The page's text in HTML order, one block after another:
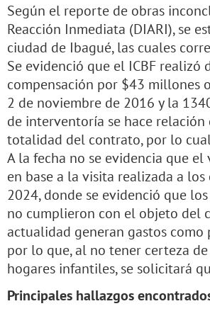
Según el reporte de obras
Reacción Inmediata (DIARI), se
ciudad de Ibagué, las cuales
Se evidenció que el ICBF
compensación por $43 millones
2 de noviembre de 2016 y la
de interventoría se hace
totalidad del contrato, por lo
A la fecha no se evidencia que
en base a la visita realizada a
2024, donde se evidenció que
no cumplieron con el objeto del
actualidad generan gastos
por lo que, al no tener certeza
hogares infantiles, se solicitará
Principales hallazgos